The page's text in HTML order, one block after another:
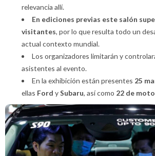
relevancia allí.
En ediciones previas este salón
visitantes, por lo que resulta todo un
actual contexto mundial.
Los organizadores limitarán y
asistentes al evento.
En la exhibición están presentes 25
ellas Ford ySubaru, así como 22 de